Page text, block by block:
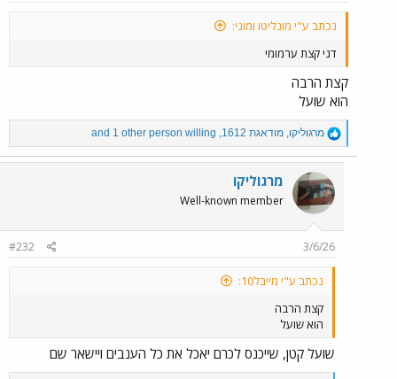
נכתב ע"י מונליטו ומוני:
דני קצת ערמומי
קצת הרבה
הוא שועל
R
e
a
c
t
i
o
n
s
מרגוליקו, מודאגת 1612 ,
willing
מרגוליקו
Well-known member
3/6/26
#232
נכתב ע"י מייבל10:
קצת הרבה
הוא שועל
שועל קטן, שייכנס לכרם יאכל את כל הענבים ויישאר שם